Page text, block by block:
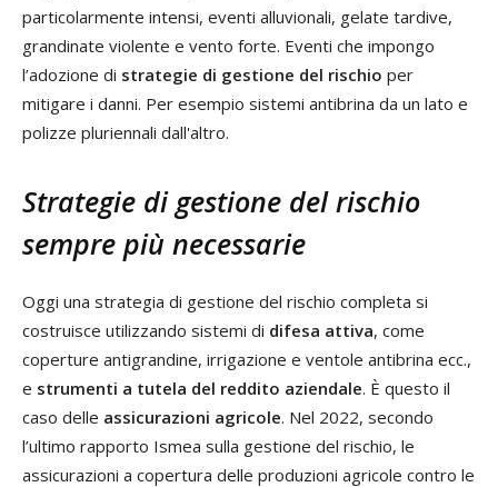
particolarmente intensi, eventi alluvionali, gelate tardive,
grandinate violente e vento forte. Eventi che impongo
l’adozione di strategie di gestione del rischio per
mitigare i danni. Per esempio sistemi antibrina da un lato e
polizze pluriennali dall'altro.
Strategie di gestione del rischio
sempre più necessarie
Oggi una strategia di gestione del rischio completa si
costruisce utilizzando sistemi di difesa attiva, come
coperture antigrandine, irrigazione e ventole antibrina ecc.,
e strumenti a tutela del reddito aziendale. È questo il
caso delle assicurazioni agricole. Nel 2022, secondo
l’ultimo rapporto Ismea sulla gestione del rischio, le
assicurazioni a copertura delle produzioni agricole contro le